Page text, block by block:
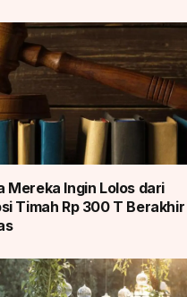
Mereka Ingin Lolos dari
Timah Rp 300 T Berakhir